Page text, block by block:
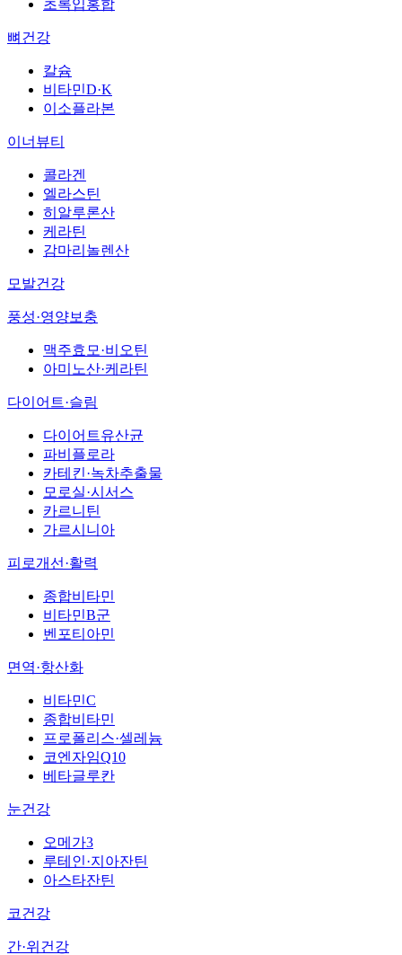
초록입홍합
뼈건강
칼슘
비타민D·K
이소플라본
이너뷰티
콜라겐
엘라스틴
히알루론산
케라틴
감마리놀렌산
모발건강
풍성·영양보충
맥주효모·비오틴
아미노산·케라틴
다이어트·슬림
다이어트유산균
파비플로라
카테킨·녹차추출물
모로실·시서스
카르니틴
가르시니아
피로개선·활력
종합비타민
비타민B군
벤포티아민
면역·항산화
비타민C
종합비타민
프로폴리스·셀레늄
코엔자임Q10
베타글루칸
눈건강
오메가3
루테인·지아잔틴
아스타잔틴
코건강
간·위건강